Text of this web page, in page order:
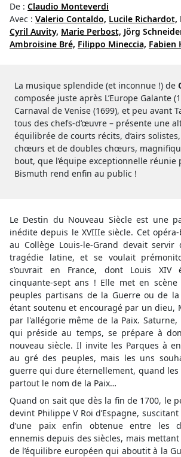
De : Claudio Monteverdi
Avec : Valerio Contaldo, Lucile Richardot,
Cyril Auvity, Marie Perbost, Jörg
Ambroisine Bré, Filippo Mineccia, Fabien
La musique splendide (et inconnue !) de
composée juste après L’Europe Galante
Carnaval de Venise (1699), et peu avant
tous des chefs-d’œuvre – présente une
équilibrée de courts récits, d’airs
chœurs et de doubles chœurs,
bout, que l’équipe exceptionnelle réunie
Bismuth rend enfin au public !
Le Destin du Nouveau Siècle est une
inédite depuis le XVIIIe siècle. Cet
au Collège Louis-le-Grand devait
tragédie latine, et se voulait
s’ouvrait en France, dont Louis XIV
cinquante-sept ans ! Elle met en
peuples partisans de la Guerre ou de
étant soutenu et encouragé par un dieu,
par l'allégorie même de la Paix.
qui préside au temps, se prépare à
nouveau siècle. Il invite les Parques à
au gré des peuples, mais les uns
guerre qui dure éternellement, quand
partout le nom de la Paix…
Quand on sait que dès la fin de 1700, le
devint Philippe V Roi d’Espagne,
d’une paix enfin obtenue entre les
ennemis depuis des siècles, mais
de l’équilibre européen qui aboutit à la